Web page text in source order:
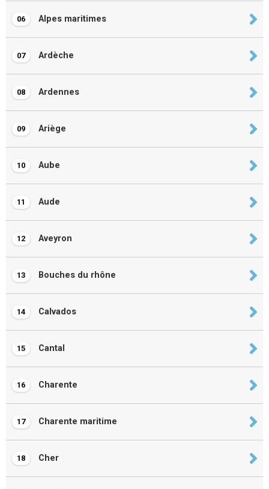
06 Alpes maritimes
07 Ardèche
08 Ardennes
09 Ariège
10 Aube
11 Aude
12 Aveyron
13 Bouches du rhône
14 Calvados
15 Cantal
16 Charente
17 Charente maritime
18 Cher